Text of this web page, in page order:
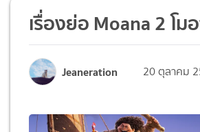
เรื่องย่อ Moana 2 โม
Jeaneration 20 ตุลาคม